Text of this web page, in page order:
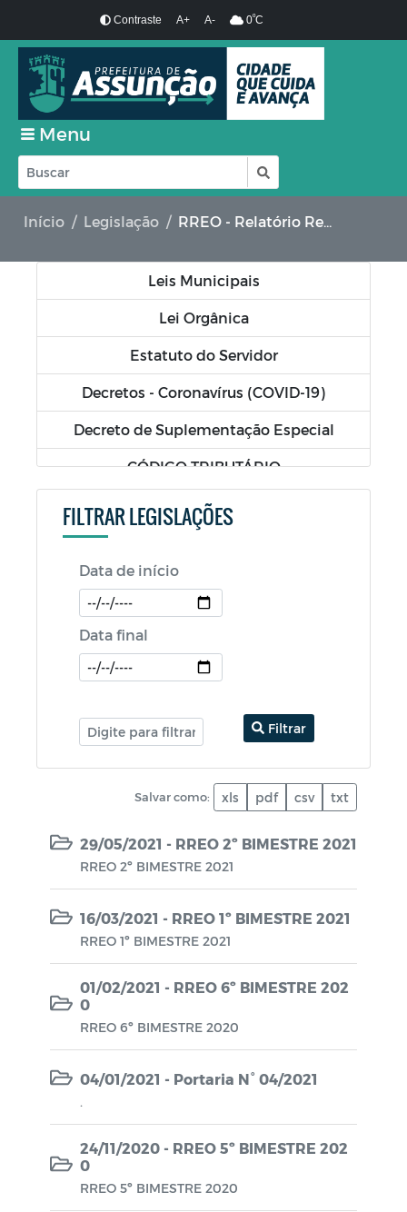
Contraste A+ A- 0ºC
Menu
Início Legislação RREO - Relatório Resumido da Execução Orçamentária
Leis Municipais
Lei Orgânica
Estatuto do Servidor
Decretos - Coronavírus (COVID-19)
Decreto de Suplementação Especial
CÓDIGO TRIBUTÁRIO
LDO - Lei de Diretrizes Orçamentárias
LOA - Lei Orçamentária Anual
PPA - Plano Plurianual
RGF - Relatório da Gestão Fiscal
RREO - Relatório Resumido da Execução
Orçamentária
PCA - Prestação de Contas Anual
FILTRAR LEGISLAÇÕES
Data de início
Data final
Filtrar
Salvar como: xls pdf csv txt
29/05/2021 - RREO 2º BIMESTRE 2021
RREO 2º BIMESTRE 2021
16/03/2021 - RREO 1º BIMESTRE 2021
RREO 1º BIMESTRE 2021
01/02/2021 - RREO 6º BIMESTRE 202
0
RREO 6º BIMESTRE 2020
04/01/2021 - Portaria N° 04/2021
.
24/11/2020 - RREO 5º BIMESTRE 202
0
RREO 5º BIMESTRE 2020